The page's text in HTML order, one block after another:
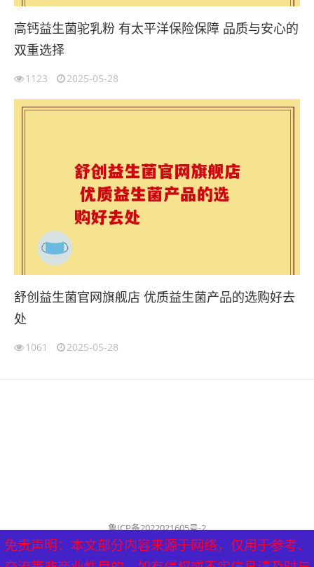
高钙益生菌驼乳粉 有太平洋保险保障 品质与安心的
双重选择
1123 2025-05-28
舒创益生菌官网旗舰店 优质益生菌产品的选购好去
处
1061 2025-05-28
免责声明：本文部分内容来源于网络，仅用于参考、
鲁ICP备2022021605号-2
公司名称：历城泰山健康管理中心
历城泰山健康管理中心 版权所有（删稿联系邮箱：
免责声明：本文部分内容来源于网络，仅用于参考、